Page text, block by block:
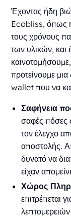
Έχοντας ήδη
Ecobliss, όπως η
τους χρόνους
των υλικών, και
προτείνουμε
wallet που να
Σαφήνεια
σαφές πόσες
τον έλεγχο
αποστολής.
δυνατό να
είχαν
Χώρος
επιτρέπεται